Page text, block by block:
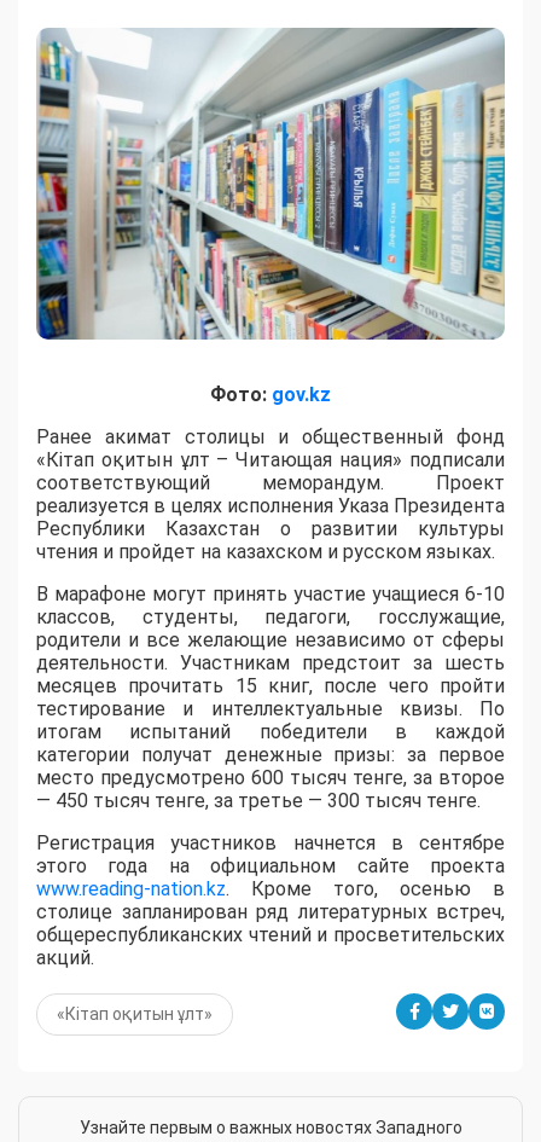
Фото: gov.kz
Ранее акимат столицы и общественный фонд
«Кітап оқитын ұлт – Читающая нация» подписали
соответствующий меморандум. Проект
реализуется в целях исполнения Указа Президента
Республики Казахстан о развитии культуры
чтения и пройдет на казахском и русском языках.
В марафоне могут принять участие учащиеся 6-10
классов, студенты, педагоги, госслужащие,
родители и все желающие независимо от сферы
деятельности. Участникам предстоит за шесть
месяцев прочитать 15 книг, после чего пройти
тестирование и интеллектуальные квизы. По
итогам испытаний победители в каждой
категории получат денежные призы: за первое
место предусмотрено 600 тысяч тенге, за второе
— 450 тысяч тенге, за третье — 300 тысяч тенге.
Регистрация участников начнется в сентябре
этого года на официальном сайте проекта
www.reading-nation.kz. Кроме того, осенью в
столице запланирован ряд литературных встреч,
общереспубликанских чтений и просветительских
акций.
«Кітап оқитын ұлт»
Узнайте первым о важных новостях Западного